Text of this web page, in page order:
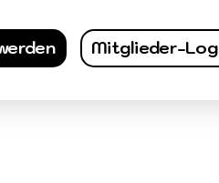
Mitglieder-